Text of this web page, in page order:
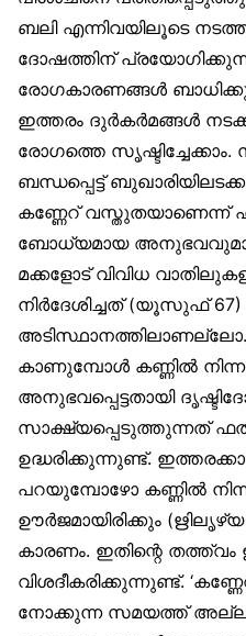
ബലി എന്നിവയിലൂടെ
ദോഷത്തിന്
രോഗകാരണങ്ങൾ
ഇത്തരം ദുർകർമങ്ങൾ
രോഗത്തെ
ബന്ധപ്പെട്ട്
കണ്ണേറ് വസ്തുതയാണെന്ന്
ബോധ്യമായ
മക്കളോട് വിവിധ
നിർദേശിച്ചത് (യൂസുഫ്
കാണുമ്പോൾ കണ്ണിൽ
അനുഭവപ്പെട്ടതായി
സാക്ഷ്യപ്പെടുത്തുന്നത്
ഉദ്ധരിക്കുന്നുണ്ട്.
പറയുമ്പോഴോ കണ്ണിൽ
ഊർജമായിരിക്കും
കാരണം. ഇതിന്റെ
വിശദീകരിക്കുന്നുണ്ട്.
നോക്കുന്ന സമയത്ത്